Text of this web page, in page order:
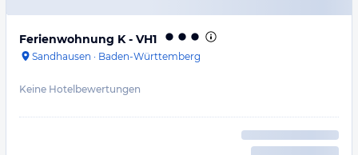
Ferienwohnung K - VH1
Sandhausen · Baden-Württemberg
Keine Hotelbewertungen